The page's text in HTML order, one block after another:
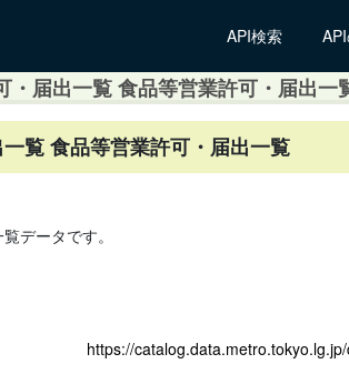
API検索
・届出一覧 食品等営業許可・届出一
覧 食品等営業許可・届出一覧
データです。
https://